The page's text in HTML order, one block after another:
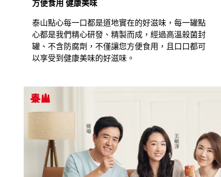
方便食用 健康美味
泰山點心每一口都是道地實在的好滋味，每一罐點
心都是我們精心研發、精製而成，經過高溫殺菌封
罐、不含防腐劑，不僅讓您方便食用，且口口都可
以享受到健康美味的好滋味。